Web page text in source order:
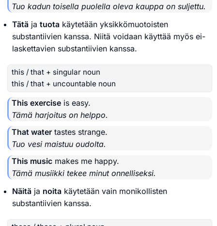
Tuo kadun toisella puolella oleva kauppa on suljettu.
Tätä ja tuota käytetään yksikkömuotoisten
substantiivien kanssa. Niitä voidaan käyttää myös ei-
laskettavien substantiivien kanssa.
this / that + singular noun
this / that + uncountable noun
This exercise is easy.
Tämä harjoitus on helppo.
That water tastes strange.
Tuo vesi maistuu oudolta.
This music makes me happy.
Tämä musiikki tekee minut onnelliseksi.
Näitä ja noita käytetään vain monikollisten
substantiivien kanssa.